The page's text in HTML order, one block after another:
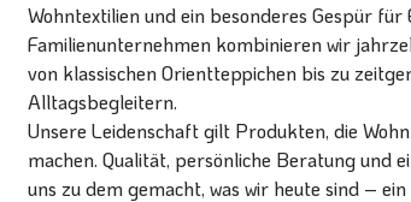
Wohntextilien und ein besonderes Gespür
Familienunternehmen kombinieren wir
von klassischen Orientteppichen bis zu
Alltagsbegleitern.
Unsere Leidenschaft gilt Produkten, die
machen. Qualität, persönliche Beratung und
uns zu dem gemacht, was wir heute sind –